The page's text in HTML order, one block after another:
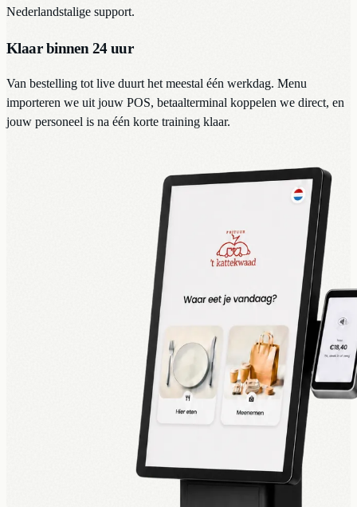
Nederlandstalige support.
Klaar binnen 24 uur
Van bestelling tot live duurt het meestal één werkdag. Menu
importeren we uit jouw POS, betaalterminal koppelen we direct, en
jouw personeel is na één korte training klaar.